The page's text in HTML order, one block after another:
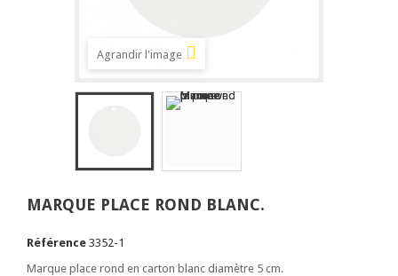
Agrandir l'image
MARQUE PLACE ROND BLANC.
Référence 3352-1
Marque place rond en carton blanc diamètre 5 cm.